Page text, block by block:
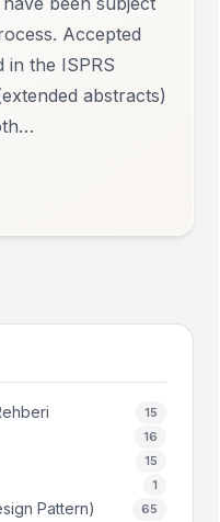
Accepted
in the ISPRS
abstracts)
15
16
15
1
Pattern) 65